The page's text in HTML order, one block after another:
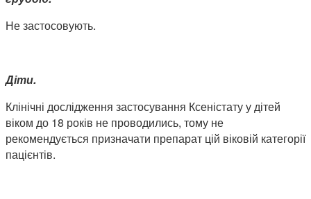
Не застосовують.
Діти.
Клінічні дослідження застосування Ксеністату у дітей
віком до 18 років не проводились, тому не
рекомендується призначати препарат цій віковій категорії
пацієнтів.